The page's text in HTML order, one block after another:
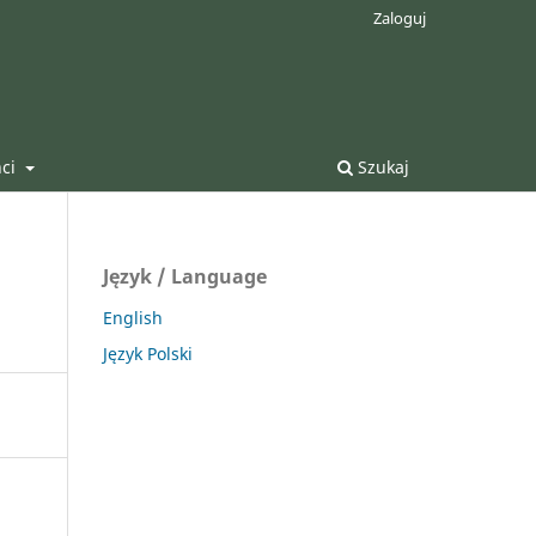
Szukaj
Zaloguj
Język / Language
English
Język Polski